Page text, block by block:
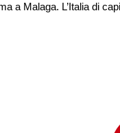
a Malaga. L’Italia di